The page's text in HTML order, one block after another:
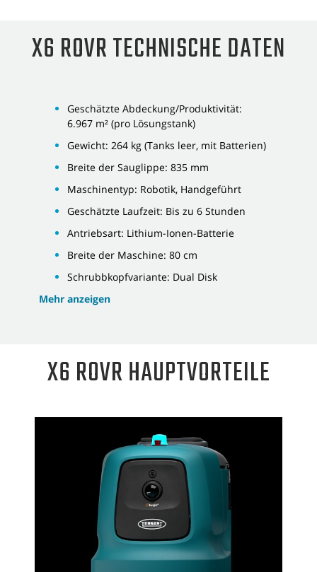
X6 ROVR TECHNISCHE DATEN
Geschätzte Abdeckung/Produktivität:
6.967 m² (pro Lösungstank)
Gewicht: 264 kg (Tanks leer, mit Batterien)
Breite der Sauglippe: 835 mm
Maschinentyp: Robotik, Handgeführt
Geschätzte Laufzeit: Bis zu 6 Stunden
Antriebsart: Lithium-Ionen-Batterie
Breite der Maschine: 80 cm
Schrubbkopfvariante: Dual Disk
Mehr anzeigen
X6 ROVR HAUPTVORTEILE